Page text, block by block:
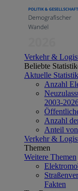
Verkehr &
Beliebte
Aktuelle
Anzahl
2003-
Anzahl
Anteil
Verkehr &
Themen
Weitere Themen
Fakten